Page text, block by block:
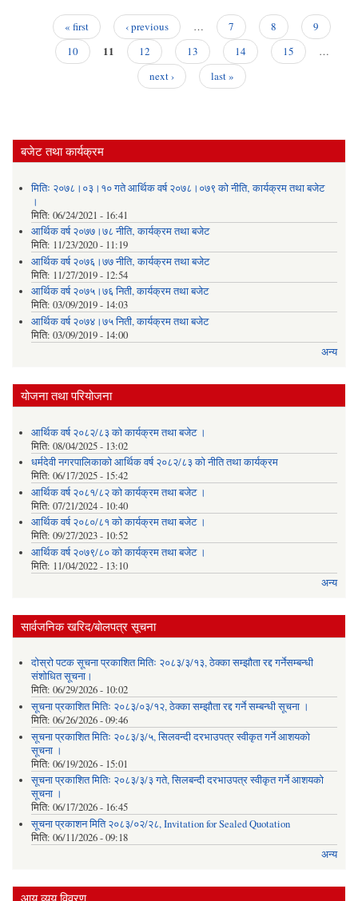
« first ‹ previous … 7 8
9
10
11 12 13 14 15
…
next ›
last »
बजेट तथा कार्यक्रम
मितिः २०७८।०३।१० गते आर्थिक वर्ष २०७८।०७९ को नीति‚ कार्यक्रम तथा बजेट
।
मिति: 06/24/2021 - 16:41
आर्थिक वर्ष २०७७।७८ नीति‚ कार्यक्रम तथा बजेट
मिति: 11/23/2020 - 11:19
आर्थिक वर्ष २०७६।७७ नीति‚ कार्यक्रम तथा बजेट
मिति: 11/27/2019 - 12:54
आर्थिक वर्ष २०७५।७६ निती, कार्यक्रम तथा बजेट
मिति: 03/09/2019 - 14:03
आर्थिक वर्ष २०७४।७५ निती, कार्यक्रम तथा बजेट
मिति: 03/09/2019 - 14:00
अन्य
योजना तथा परियोजना
आर्थिक वर्ष २०८२/८३ को कार्यक्रम तथा बजेट ।
मिति: 08/04/2025 - 13:02
धर्मदेवी नगरपालिकाको आर्थिक वर्ष २०८२/८३ को नीति तथा कार्यक्रम
मिति: 06/17/2025 - 15:42
आर्थिक वर्ष २०८१/८२ को कार्यक्रम तथा बजेट ।
मिति: 07/21/2024 - 10:40
आर्थिक वर्ष २०८०/८१ को कार्यक्रम तथा बजेट ।
मिति: 09/27/2023 - 10:52
आर्थिक वर्ष २०७९/८० को कार्यक्रम तथा बजेट ।
मिति: 11/04/2022 - 13:10
अन्य
सार्वजनिक खरिद/बोलपत्र सूचना
दोस्रो पटक सूचना प्रकाशित मितिः २०८३/३/१३, ठेक्का सम्झौता रद्द गर्नेसम्बन्धी
संशोधित सूचना।
मिति: 06/29/2026 - 10:02
सूचना प्रकाशित मितिः २०८३/०३/१२, ठेक्का सम्झौता रद्द गर्ने सम्बन्धी सूचना ।
मिति: 06/26/2026 - 09:46
सूचना प्रकाशित मितिः २०८३/३/५, सिलवन्दी दरभाउपत्र स्वीकृत गर्ने आशयको
सूचना ।
मिति: 06/19/2026 - 15:01
सूचना प्रकाशित मितिः २०८३/३/३ गते, सिलबन्दी दरभाउपत्र स्वीकृत गर्ने आशयको
सूचना ।
मिति: 06/17/2026 - 16:45
सूचना प्रकाशन मिति २०८३/०२/२८, Invitation for Sealed Quotation
मिति: 06/11/2026 - 09:18
अन्य
आय व्यय विवरण